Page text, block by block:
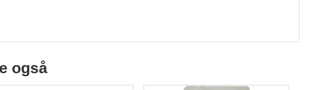
også